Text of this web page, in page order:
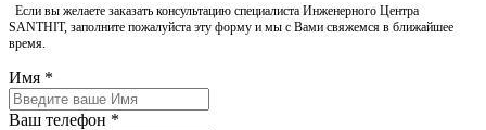
Если вы желаете заказать консультацию специалиста Инженерного Центра
SANTHIT, заполните пожалуйста эту форму и мы с Вами свяжемся в ближайшее
время.
Имя *
Ваш телефон *